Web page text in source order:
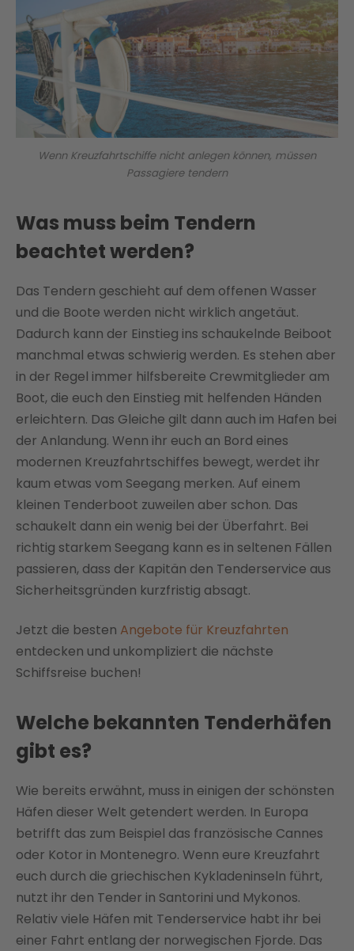
Wenn Kreuzfahrtschiffe nicht anlegen können, müssen
Passagiere tendern
Was muss beim Tendern
beachtet werden?
Das Tendern geschieht auf dem offenen Wasser
und die Boote werden nicht wirklich angetäut.
Dadurch kann der Einstieg ins schaukelnde Beiboot
manchmal etwas schwierig werden. Es stehen aber
in der Regel immer hilfsbereite Crewmitglieder am
Boot, die euch den Einstieg mit helfenden Händen
erleichtern. Das Gleiche gilt dann auch im Hafen bei
der Anlandung. Wenn ihr euch an Bord eines
modernen Kreuzfahrtschiffes bewegt, werdet ihr
kaum etwas vom Seegang merken. Auf einem
kleinen Tenderboot zuweilen aber schon. Das
schaukelt dann ein wenig bei der Überfahrt. Bei
richtig starkem Seegang kann es in seltenen Fällen
passieren, dass der Kapitän den Tenderservice aus
Sicherheitsgründen kurzfristig absagt.
Jetzt die besten Angebote für Kreuzfahrten
entdecken und unkompliziert die nächste
Schiffsreise buchen!
Welche bekannten Tenderhäfen
gibt es?
Wie bereits erwähnt, muss in einigen der schönsten
Häfen dieser Welt getendert werden. In Europa
betrifft das zum Beispiel das französische Cannes
oder Kotor in Montenegro. Wenn eure Kreuzfahrt
euch durch die griechischen Kykladeninseln führt,
nutzt ihr den Tender in Santorini und Mykonos.
Relativ viele Häfen mit Tenderservice habt ihr bei
einer Fahrt entlang der norwegischen Fjorde. Das